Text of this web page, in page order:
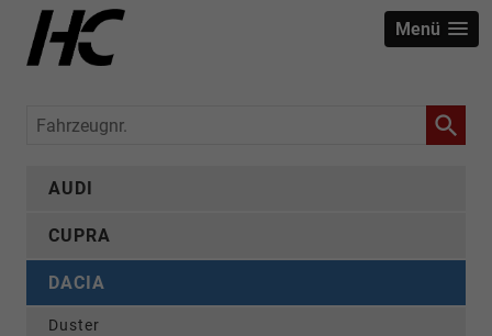
Menü
Fahrzeugnr.
AUDI
CUPRA
DACIA
Duster